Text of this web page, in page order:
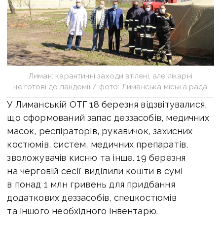
Лиман: карантинні заходи втілені, але лікарні
не готові до пандемії / фото: Лиманська міська рада
У Лиманській ОТГ 18 березня відзвітувалися,
що сформований запас деззасобів, медичних
масок, респіраторів, рукавичок, захисних
костюмів, систем, медичних препаратів,
зволожувачів кисню та інше. 19 березня
на черговій сесії виділили кошти в сумі
в понад 1 млн гривень для придбання
додаткових деззасобів, спецкостюмів
та іншого необхідного інвентарю.